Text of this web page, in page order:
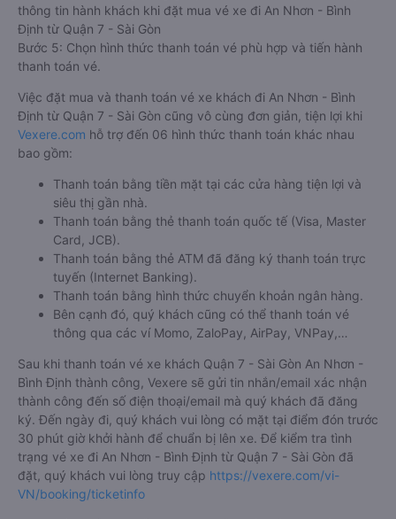
thông tin hành khách khi đặt mua vé xe đi An Nhơn - Bình
Định từ Quận 7 - Sài Gòn
Bước 5: Chọn hình thức thanh toán vé phù hợp và tiến hành
thanh toán vé.
Việc đặt mua và thanh toán vé xe khách đi An Nhơn - Bình
Định từ Quận 7 - Sài Gòn cũng vô cùng đơn giản, tiện lợi khi
Vexere.com hỗ trợ đến 06 hình thức thanh toán khác nhau
bao gồm:
Thanh toán bằng tiền mặt tại các cửa hàng tiện lợi và
siêu thị gần nhà.
Thanh toán bằng thẻ thanh toán quốc tế (Visa, Master
Card, JCB).
Thanh toán bằng thẻ ATM đã đăng ký thanh toán trực
tuyến (Internet Banking).
Thanh toán bằng hình thức chuyển khoản ngân hàng.
Bên cạnh đó, quý khách cũng có thể thanh toán vé
thông qua các ví Momo, ZaloPay, AirPay, VNPay,…
Sau khi thanh toán vé xe khách Quận 7 - Sài Gòn An Nhơn -
Bình Định thành công, Vexere sẽ gửi tin nhắn/email xác nhận
thành công đến số điện thoại/email mà quý khách đã đăng
ký. Đến ngày đi, quý khách vui lòng có mặt tại điểm đón trước
30 phút giờ khởi hành để chuẩn bị lên xe. Để kiểm tra tình
trạng vé xe đi An Nhơn - Bình Định từ Quận 7 - Sài Gòn đã
đặt, quý khách vui lòng truy cập https://vexere.com/vi-
VN/booking/ticketinfo